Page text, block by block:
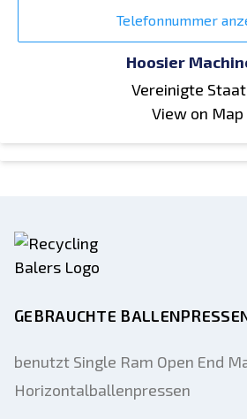
Telefonnummer
Hoosier
Vereinigte
View on Map
GEBRAUCHTE
benutzt Single Ram Open End
Horizontalballenpressen